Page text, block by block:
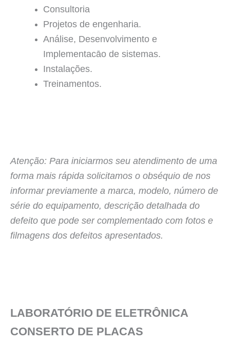
Consultoria
Projetos de engenharia.
Análise, Desenvolvimento e
Implementacāo de sistemas.
Instalações.
Treinamentos.
Atenção: Para iniciarmos seu atendimento de uma
forma mais rápida solicitamos o obséquio de nos
informar previamente a marca, modelo, número de
série do equipamento, descrição detalhada do
defeito que pode ser complementado com fotos e
filmagens dos defeitos apresentados.
LABORATÓRIO DE ELETRÔNICA
CONSERTO DE PLACAS